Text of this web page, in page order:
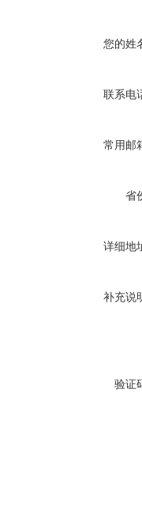
您的姓
联系电
常用邮
省
详细地
补充说
验证